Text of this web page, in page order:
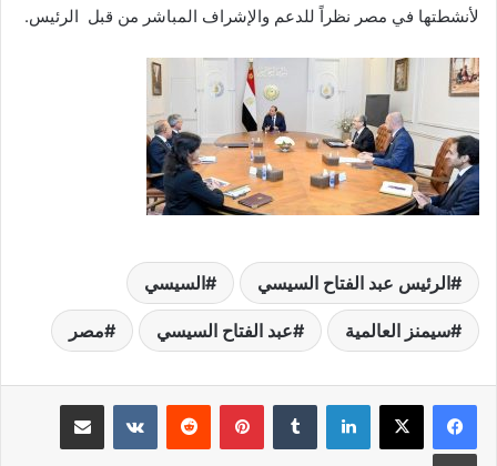
لأنشطتها في مصر نظراً للدعم والإشراف المباشر من قبل الرئيس.
الرئيس عبد الفتاح السيسي السيسي
سيمنز العالمية عبد الفتاح السيسي مصر
لينكدإن بينتيريست